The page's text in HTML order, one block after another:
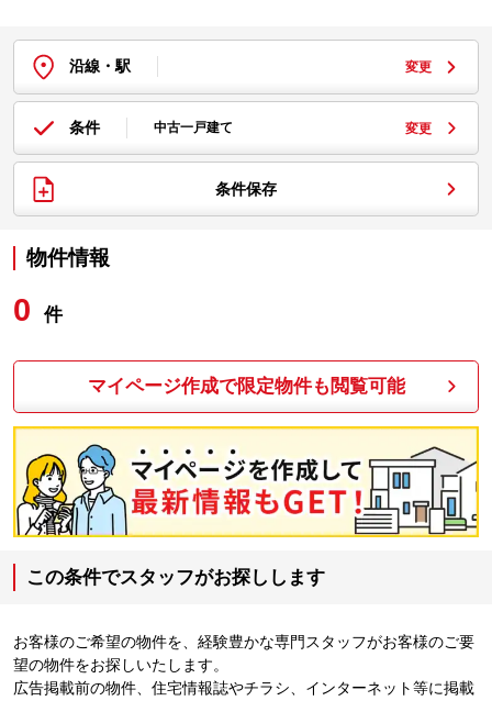
沿線・駅 変更
条件 中古一戸建て 変更
条件保存
物件情報
0 件
マイページ作成で限定物件も閲覧可能
この条件でスタッフがお探しします
お客様のご希望の物件を、経験豊かな専門スタッフがお客様のご要
望の物件をお探しいたします。
広告掲載前の物件、住宅情報誌やチラシ、インターネット等に掲載